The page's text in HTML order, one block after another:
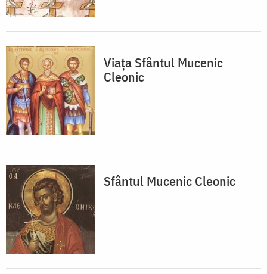
Viaţa Sfântul Mucenic
Cleonic
Sfântul Mucenic Cleonic